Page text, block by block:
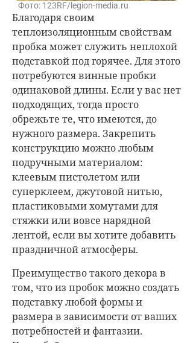
Фото: 123RF/legion-media.ru
Благодаря своим
теплоизоляционным свойствам
пробка может служить неплохой
подставкой под горячее. Для этого
потребуются винные пробки
одинаковой длины. Если у вас нет
подходящих, тогда просто
обрежьте те, что имеются, до
нужного размера. Закрепить
конструкцию можно любым
подручными материалом:
клеевым пистолетом или
суперклеем, джутовой нитью,
пластиковыми хомутами для
стяжки или вовсе нарядной
лентой, если вы хотите добавить
праздничной атмосферы.
Преимущество такого декора в
том, что из пробок можно создать
подставку любой формы и
размера в зависимости от ваших
потребностей и фантазии.